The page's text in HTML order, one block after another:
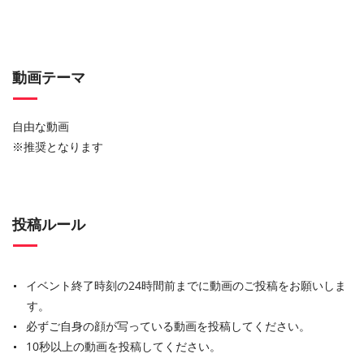
動画テーマ
自由な動画
※推奨となります
投稿ルール
イベント終了時刻の24時間前までに動画のご投稿をお願いしま
す。
必ずご自身の顔が写っている動画を投稿してください。
10秒以上の動画を投稿してください。